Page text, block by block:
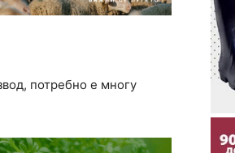
потребно е многу